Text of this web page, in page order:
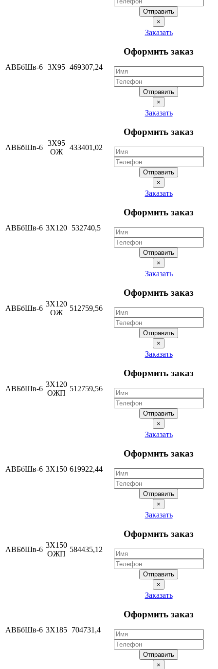
Отправить
×
АВБбШв-6 3Х95 469307,24
Заказать
Оформить заказ
Отправить
×
АВБбШв-6
3Х95
ОЖ
433401,02
Заказать
Оформить заказ
Отправить
×
АВБбШв-6 3Х120 532740,5
Заказать
Оформить заказ
Отправить
×
АВБбШв-6
3Х120
ОЖ
512759,56
Заказать
Оформить заказ
Отправить
×
АВБбШв-6
3Х120
ОЖП
512759,56
Заказать
Оформить заказ
Отправить
×
АВБбШв-6 3Х150 619922,44
Заказать
Оформить заказ
Отправить
×
АВБбШв-6
3Х150
ОЖП
584435,12
Заказать
Оформить заказ
Отправить
×
АВБбШв-6 3Х185 704731,4
Заказать
Оформить заказ
Отправить
×